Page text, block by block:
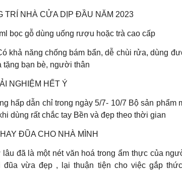
TRÍ NHÀ CỬA DỊP ĐẦU NĂM 2023
bọc gỗ dùng uống rượu hoặc trà cao cấp
khả năng chống bám bẩn, dễ chùi rửa, dùng
tặng bạn bè, người thân
NGHIỆM HẾT Ý
hấp dẫn chỉ trong ngày 5/7- 10/7 Bộ sản phẩm
dùng rất chắc tay Bền và đẹp theo thời gian
ĐŨA CHO NHÀ MÌNH
đã là một nét văn hoá trong ẩm thực của
vừa đẹp , lại thuận tiện cho việc gắp